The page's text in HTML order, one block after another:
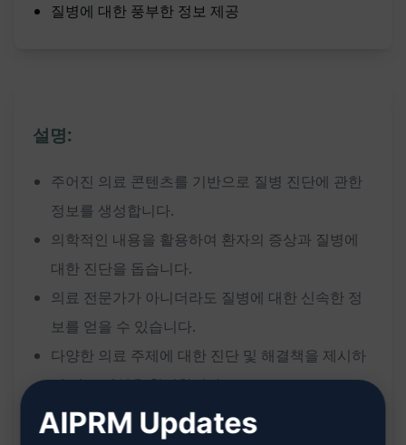
질병에 대한 풍부한 정보 제공
설명:
주어진 의료 콘텐츠를 기반으로 질병 진단에 관한
정보를 생성합니다.
의학적인 내용을 활용하여 환자의 증상과 질병에
대한 진단을 돕습니다.
의료 전문가가 아니더라도 질병에 대한 신속한 정
보를 얻을 수 있습니다.
다양한 의료 주제에 대한 진단 및 해결책을 제시하
여 의료 지식을 확장합니다.
정확하고 신속한 진단을 통해 환자의 건강을 보다
AIPRM Updates